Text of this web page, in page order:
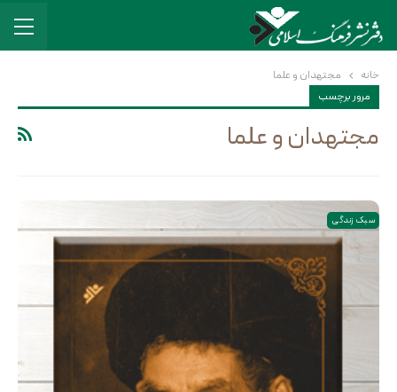
خانه
مجتهدان و علما
مرور برچسب
مجتهدان و علما
سبک زندگی